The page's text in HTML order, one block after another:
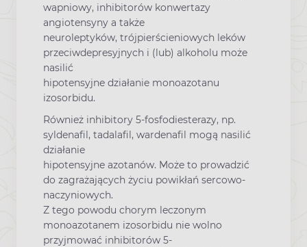
wapniowy, inhibitorów konwertazy
angiotensyny a także
neuroleptyków, trójpierścieniowych leków
przeciwdepresyjnych i (lub) alkoholu może
nasilić
hipotensyjne działanie monoazotanu
izosorbidu.
Również inhibitory 5-fosfodiesterazy, np.
syldenafil, tadalafil, wardenafil mogą nasilić
działanie
hipotensyjne azotanów. Może to prowadzić
do zagrażających życiu powikłań sercowo-
naczyniowych.
Z tego powodu chorym leczonym
monoazotanem izosorbidu nie wolno
przyjmować inhibitorów 5-